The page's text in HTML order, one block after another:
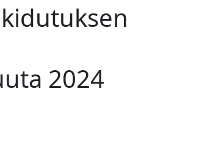
2024